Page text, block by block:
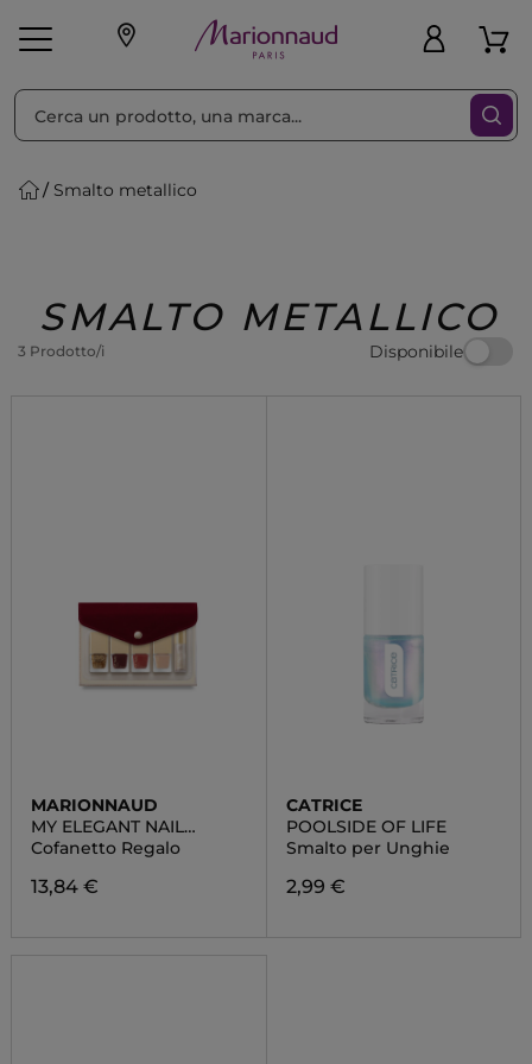
Make-up Profumi
Regalo
Smalto metallico
SMALTO METALLICO
3 Prodotto/i Disponibile
Ordina per Filtra
MARIONNAUD
MY ELEGANT NAIL
LACQUER POUCH
Cofanetto Regalo
13,84 €
CATRICE
POOLSIDE OF LIFE
Smalto per Unghie
2,99 €